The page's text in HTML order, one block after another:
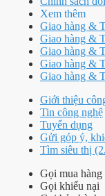
Xem thêm
Giao hàng &
Giao hàng &
Giao hàng &
Giao hàng &
Giao hàng &
Giới thiệu
Tin công nghệ
Tuyển dụng
Gửi góp ý,
Tìm siêu thị
Gọi mua hàng
Gọi khiếu nại